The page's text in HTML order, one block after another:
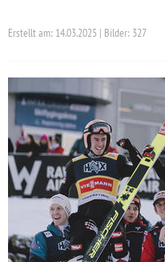
Erstellt am: 14.03.2025 | Bilder: 327